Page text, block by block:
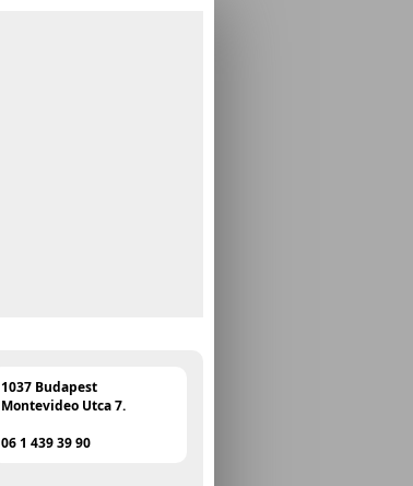
1037 Budapest
Montevideo Utca 7.
06 1 439 39 90